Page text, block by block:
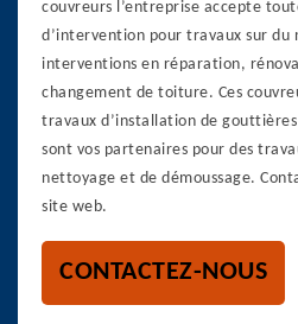
couvreurs l’entreprise accepte
d’intervention pour travaux sur du
interventions en réparation,
changement de toiture. Ces
travaux d’installation de
sont vos partenaires pour des
nettoyage et de démoussage.
site web.
CONTACTEZ-NOUS